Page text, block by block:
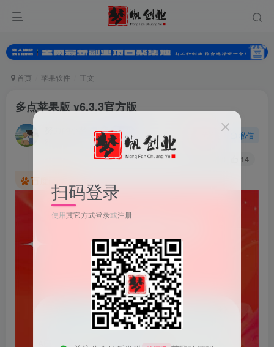
首页 苹果软件 正文
多点苹果版 v6.3.3官方版
私信
14
百度已收录扫码登录
使用其它方式登录或注册